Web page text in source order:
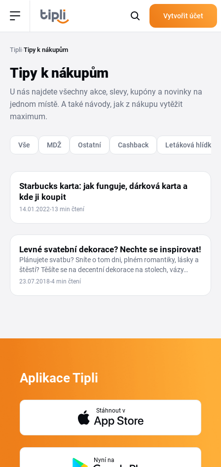
Vytvořit účet
Tipli›Tipy k nákupům
Tipy k nákupům
U nás najdete všechny akce, slevy, kupóny a novinky na
jednom místě. A také návody, jak z nákupu vytěžit
maximum.
Vše MDŽ Ostatní Cashback Letáková hlídka
Starbucks karta: jak funguje, dárková karta a
kde ji koupit
14.01.2022 13 min čtení
DOMÁCNOST A ZAHRADA
Levné svatební dekorace? Nechte se inspirovat!
Plánujete svatbu? Sníte o tom dni, plném romantiky, lásky a
štěstí? Těšíte se na decentní dekorace na stolech, vázy…
23.07.2018 4 min čtení
Aplikace Tipli
Stáhnout v
Nyní na